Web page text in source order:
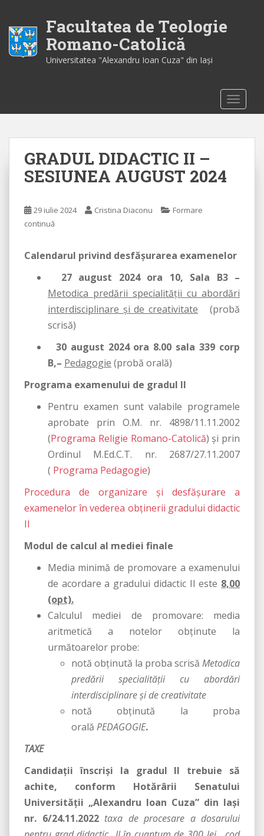
i
Facultatea de Teologie
Romano-Catolică
Universitatea "Alexandru Ioan Cuza" din Iaşi
GRADUL DIDACTIC II –
SESIUNEA AUGUST 2024
29 iulie 2024 Cristina Diaconu
Formare
continuă
Calendarul privind desfăşurarea examenelor
27 august 2024 ora 10, Sala B3 –
Metodica predării specialităţii cu abordări
interdisciplinare şi de creativitate (probă
scrisă)
30 august 2024 ora 8.00 sala 339 corp
B,– Pedagogie (probă orală)
Programa examenului de gradul II
Pentru examen sunt valabile programele
aprobate prin O.M. nr. 4898/11.11.2002
(Programa Religie Romano-Catolică) şi prin
Ordinul M.Ed.C.T. nr. 2687/27.11.2007
( Programa Pedagogie)
Procedura de organizare și desfășurare a
examenelor în vederea obținerii gradului didactic
II
Modul de calcul al mediei finale
Media minimă de promovare a examenului
de acordare a gradului didactic II este 8,00
(opt).
Calculul mediei de promovare: media
aritmetică a notelor obținute la
următoarelor probe:
notă obținută la proba scrisă Metodica
predării specialităţii cu abordări
interdisciplinare şi de creativitate
notă obținută la proba
orală PEDAGOGIE.
TAXE
Candidaţii înscrişi la gradul II trebuie să
achite, conform Hotărârii Senatului
Universităţii „Alexandru Ioan Cuza” din Iaşi
nr. 6/24.11.2022 taxa de procesare a dosarului